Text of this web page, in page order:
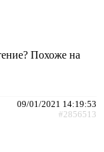
Похоже на
09/01/2021 14:19:53
#2856513